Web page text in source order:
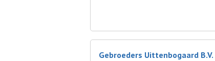
Gebroeders Uittenbogaard B.V.